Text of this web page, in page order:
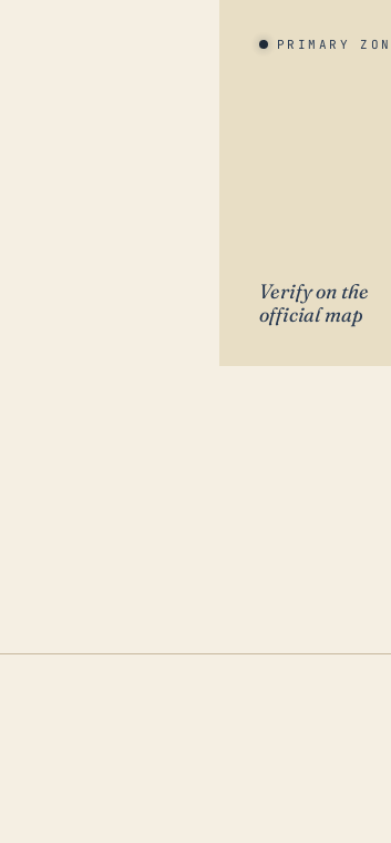
PRIMARY
Verify on the
official map